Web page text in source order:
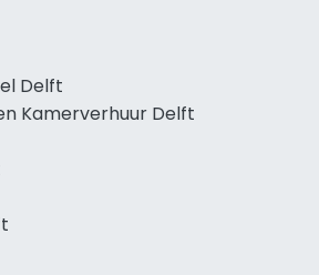
Delft
Kamerverhuur Delft